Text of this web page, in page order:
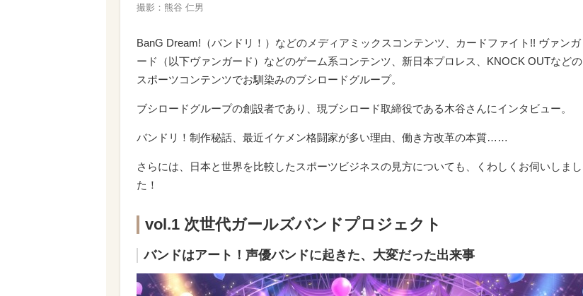
撮影：熊谷 仁男
BanG Dream!（バンドリ！）などのメディアミックスコンテンツ、カードファイト!! ヴァンガ
ード（以下ヴァンガード）などのゲーム系コンテンツ、新日本プロレス、KNOCK OUTなどの
スポーツコンテンツでお馴染みのブシロードグループ。
ブシロードグループの創設者であり、現ブシロード取締役である木谷さんにインタビュー。
バンドリ！制作秘話、最近イケメン格闘家が多い理由、働き方改革の本質……
さらには、日本と世界を比較したスポーツビジネスの見方についても、くわしくお伺いしまし
た！
vol.1 次世代ガールズバンドプロジェクト
バンドはアート！声優バンドに起きた、大変だった出来事